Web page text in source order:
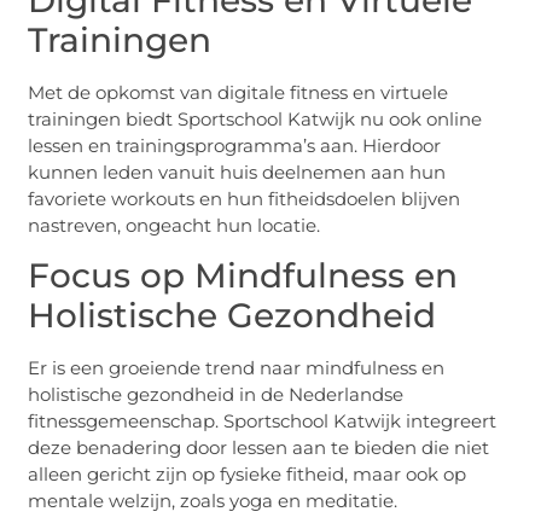
Trainingen
Met de opkomst van digitale fitness en virtuele
trainingen biedt Sportschool Katwijk nu ook online
lessen en trainingsprogramma’s aan. Hierdoor
kunnen leden vanuit huis deelnemen aan hun
favoriete workouts en hun fitheidsdoelen blijven
nastreven, ongeacht hun locatie.
Focus op Mindfulness en
Holistische Gezondheid
Er is een groeiende trend naar mindfulness en
holistische gezondheid in de Nederlandse
fitnessgemeenschap. Sportschool Katwijk integreert
deze benadering door lessen aan te bieden die niet
alleen gericht zijn op fysieke fitheid, maar ook op
mentale welzijn, zoals yoga en meditatie.